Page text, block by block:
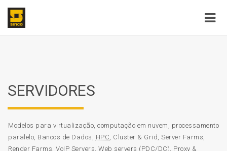
SERVIDORES
Modelos para virtualização, computação em nuvem, processamento
paralelo, Bancos de Dados, HPC, Cluster & Grid, Server Farms,
Render Farms, VoIP Servers, Web servers (PDC/DC), Proxy &